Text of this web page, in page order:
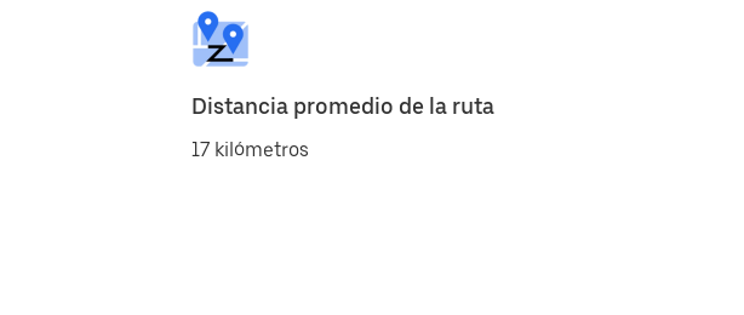
Distancia promedio de la ruta
17 kilómetros